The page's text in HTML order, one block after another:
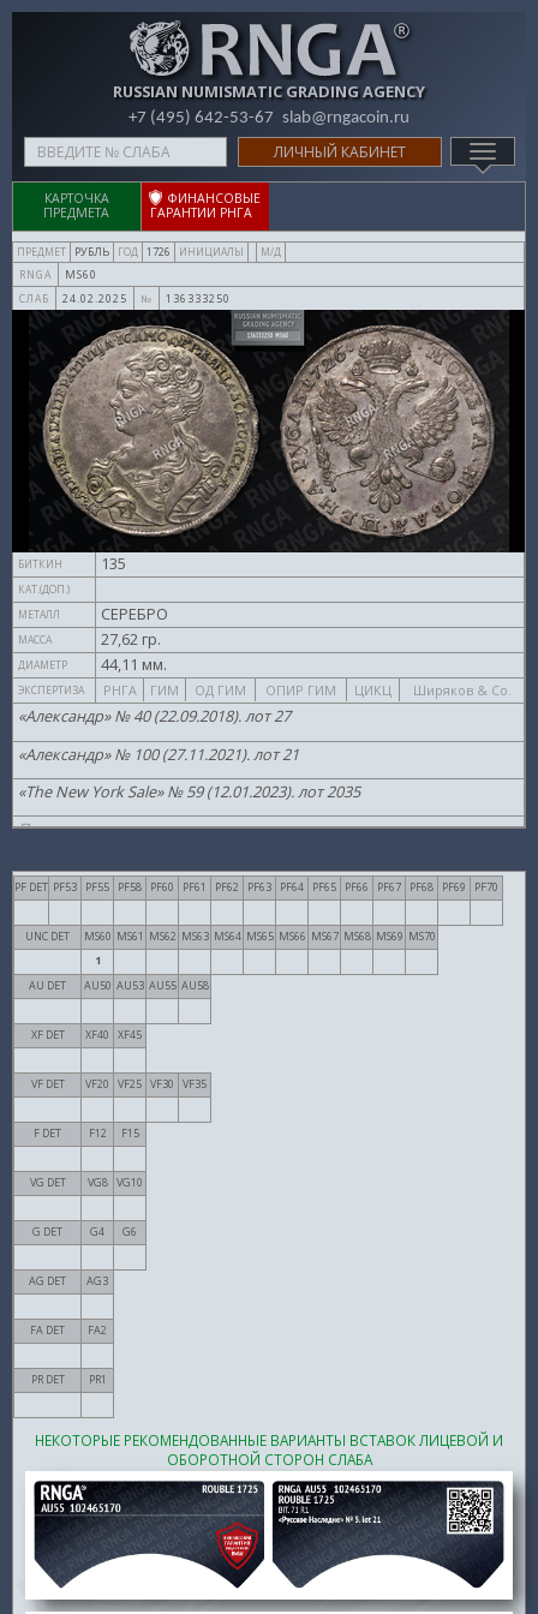
RUSSIAN NUMISMATIC GRADING AGENCY
+7 (495) 642-53-67 slab@rngacoin.ru
Type
your
search
here
ЛИЧНЫЙ КАБИНЕТ
КАРТОЧКА
ПРЕДМЕТА
ФИНАНСОВЫЕ
ГАРАНТИИ РНГА
ПРЕДМЕТ РУБЛЬ ГОД 1726 ИНИЦИАЛЫ
М/Д
RNGA
MS60
СЛАБ 24.02.2025 № 136333250
БИТКИН 135
КАТ.(ДОП.)
МЕТАЛЛ
СЕРЕБРО
МАССА 27,62 гр.
ДИАМЕТР 44,11 мм.
ЭКСПЕРТИЗА РНГА ГИМ ОД ГИМ ОПИР ГИМ ЦИКЦ Ширяков & Co.
«Александр» № 40 (22.09.2018). лот 27
«Александр» № 100 (27.11.2021). лот 21
«The New York Sale» № 59 (12.01.2023). лот 2035
Провенанс
Провенанс
Провенанс
Провенанс
Провенанс
Провенанс
PF DET PF53 PF55 PF58 PF60 PF61 PF62 PF63 PF64 PF65 PF66 PF67 PF68 PF69 PF70
UNC DET MS60 MS61 MS62 MS63 MS64 MS65 MS66 MS67 MS68 MS69 MS70
1
AU DET
AU50 AU53 AU55 AU58
XF DET XF40 XF45
VF DET VF20 VF25 VF30 VF35
F DET F12 F15
VG DET VG8 VG10
G DET G4 G6
AG DET AG3
FA DET FA2
PR DET PR1
НЕКОТОРЫЕ РЕКОМЕНДОВАННЫЕ ВАРИАНТЫ ВСТАВОК ЛИЦЕВОЙ И
ОБОРОТНОЙ СТОРОН СЛАБА